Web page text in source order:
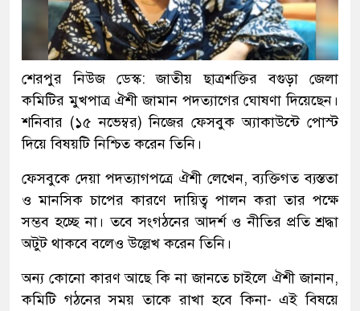
শেরপুর নিউজ ডেস্ক: জাতীয় ছাত্রশক্তির বগুড়া জেলা
কমিটির মুখপাত্র ঐশী জামান পদত্যাগের ঘোষণা দিয়েছেন।
শনিবার (১৫ নভেম্বর) নিজের ফেসবুক অ্যাকাউন্টে পোস্ট
দিয়ে বিষয়টি নিশ্চিত করেন তিনি।
ফেসবুকে দেয়া পদত্যাগপত্রে ঐশী লেখেন, ব্যক্তিগত ব্যস্ততা
ও মানসিক চাপের কারণে দায়িত্ব পালন করা তার পক্ষে
সম্ভব হচ্ছে না। তবে সংগঠনের আদর্শ ও নীতির প্রতি শ্রদ্ধা
অটুট থাকবে বলেও উল্লেখ করেন তিনি।
অন্য কোনো কারণ আছে কি না জানতে চাইলে ঐশী জানান,
কমিটি গঠনের সময় তাকে রাখা হবে কিনা- এই বিষয়ে